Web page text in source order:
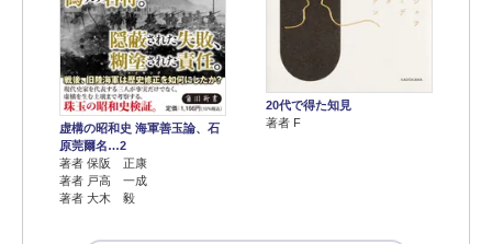
虚構の昭和史 海軍善玉論、石
原莞爾名…2
著者 保阪 正康
著者 戸高 一成
著者 大木 毅
20代で得た知見
著者 F